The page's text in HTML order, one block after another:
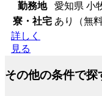
勤務地
愛知県 小
寮・社宅 あり（無料
詳しく
見る
その他の条件で探